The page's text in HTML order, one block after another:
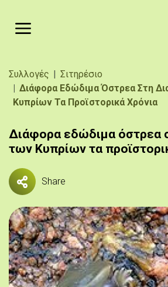
Breadcrumb
Συλλογές
Σιτηρέσιο
Διάφορα Εδώδιμα Όστρεα Στη
Κυπρίων Τα Προϊστορικά Χρόνια
Διάφορα εδώδιμα όστρεα
των Κυπρίων τα
Share